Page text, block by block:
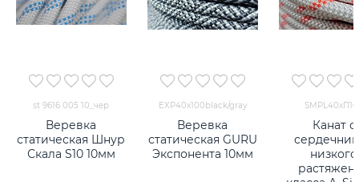
st 9616 005 10_чер
Веревка
статическая Шнур
Скала S10 10мм
EXP40х100black/gray
Веревка
статическая GURU
Экспонента 10мм
Канат с
низкого